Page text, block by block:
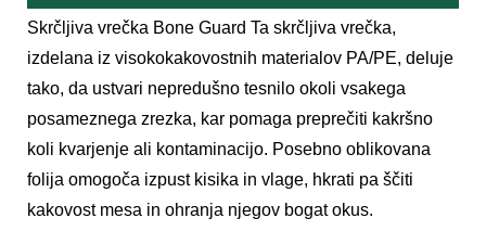
Skrčljiva vrečka Bone Guard Ta skrčljiva vrečka,
izdelana iz visokokakovostnih materialov PA/PE, deluje
tako, da ustvari nepredušno tesnilo okoli vsakega
posameznega zrezka, kar pomaga preprečiti kakršno
koli kvarjenje ali kontaminacijo. Posebno oblikovana
folija omogoča izpust kisika in vlage, hkrati pa ščiti
kakovost mesa in ohranja njegov bogat okus.